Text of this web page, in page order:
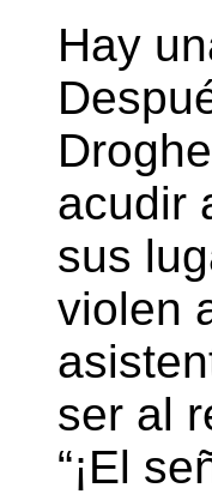
Hay
acudir
sus
violen
ser al
“¡El